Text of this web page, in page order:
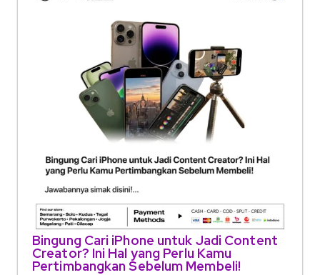
Bingung Cari iPhone untuk Jadi Content
Creator? Ini Hal yang Perlu Kamu
Pertimbangkan Sebelum Membeli!